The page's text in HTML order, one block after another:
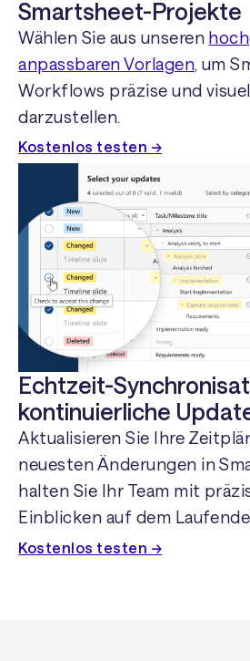
Smartsheet-Projekte
Wählen Sie aus unseren
anpassbaren Vorlagen, um
Workflows präzise und
darzustellen.
Kostenlos testen →
Echtzeit-
kontinuierliche
Aktualisieren Sie Ihre
neuesten Änderungen in
halten Sie Ihr Team mit
Einblicken auf dem
Kostenlos testen →